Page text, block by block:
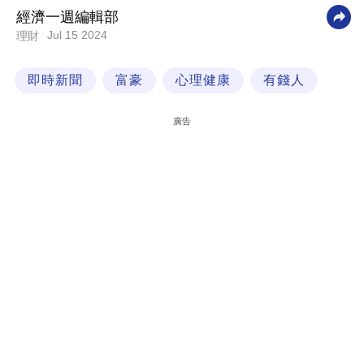
業
科
經濟一週編輯部
理財 Jul 15 2024
即時新聞 富豪 心理健康 有錢人
廣告